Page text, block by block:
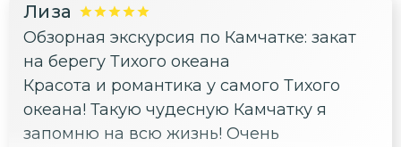
довольны, благодарю)
Лиза
Обзорная экскурсия по Камчатке: закат
на берегу Тихого океана
Красота и романтика у самого Тихого
океана! Такую чудесную Камчатку я
запомню на всю жизнь! Очень